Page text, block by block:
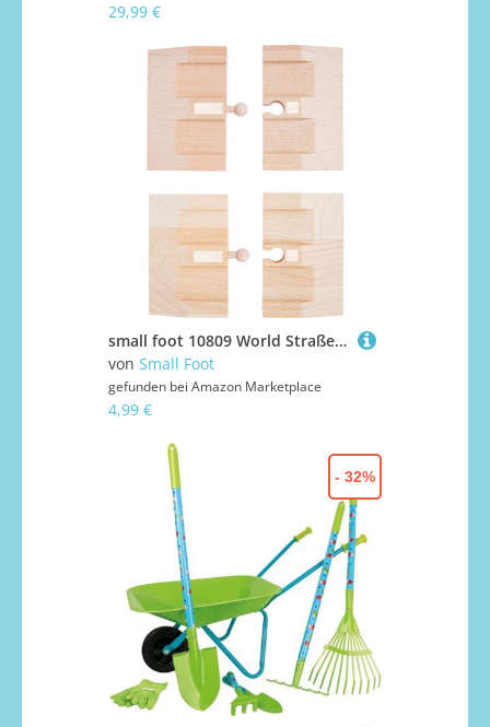
29,99 €
small foot 10809 World Straßen-Set natürlichem Holz, Zwei Zweiteilige Rampen, kompatibel mit Allen gängigen Holzeisenbahnen
von Small Foot
gefunden bei Amazon Marketplace
4,99 €
- 32%